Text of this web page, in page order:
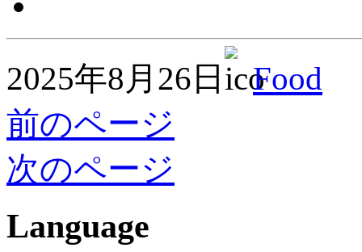
2025年8月26日
Food
前のページ
次のページ
Language